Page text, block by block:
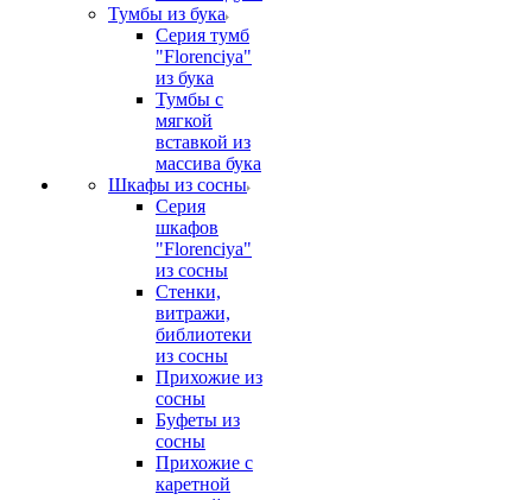
Тумбы из бука
Серия тумб
"Florenciya"
из бука
Тумбы с
мягкой
вставкой из
массива бука
Шкафы из сосны
Серия
шкафов
"Florenciya"
из сосны
Стенки,
витражи,
библиотеки
из сосны
Прихожие из
сосны
Буфеты из
сосны
Прихожие с
каретной